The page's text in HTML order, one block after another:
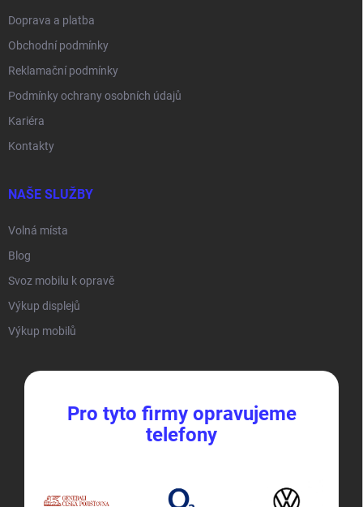
Doprava a platba
Obchodní podmínky
Reklamační podmínky
Podmínky ochrany osobních údajů
Kariéra
Kontakty
NAŠE SLUŽBY
Volná místa
Blog
Svoz mobilu k opravě
Výkup displejů
Výkup mobilů
Pro tyto firmy opravujeme
telefony